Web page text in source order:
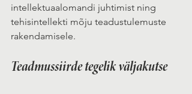
intellektuaalomandi juhtimist ning
tehisintellekti mõju teadustulemuste
rakendamisele.
Teadmussiirde tegelik väljakutse